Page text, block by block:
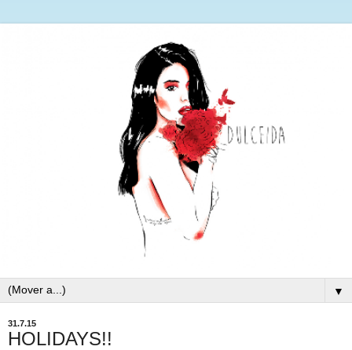
▼
31.7.15
HOLIDAYS!!